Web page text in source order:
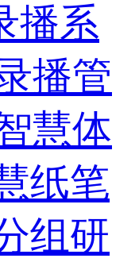
播系
播管
慧体
纸笔
组研